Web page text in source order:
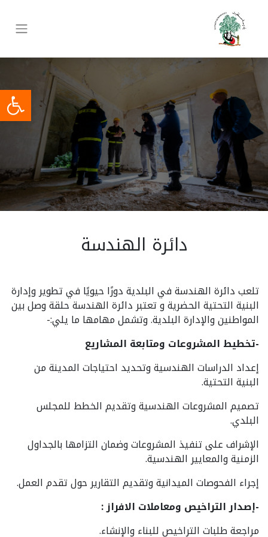
دائرة الهندسة
تلعب دائرة الهندسة في البلدية دورًا حيويًا في تطوير وإدارة
البنية التحتية الحضرية و تعتبر دائرة الهندسة حلقة وصل بين
المواطنين والإدارة البلدية. وتشمل مهامها ما يلي:-
-تخطيط المشروعات ومتابعة المشاريع
إعداد الدراسات الهندسية وتحديد احتياجات المدينة من
البنية التحتية.
تصميم المشروعات الهندسية وتقديم الخطط للمجلس
البلدي.
الإشراف على تنفيذ المشروعات وضمان التزامها بالجداول
الزمنية والمعايير الهندسية.
إجراء الفحوصات الميدانية وتقديم التقارير حول تقدم العمل.
-إصدار التراخيص ومعاملات الافراز :
مراجعة طلبات التراخيص للبناء والإنشاء.